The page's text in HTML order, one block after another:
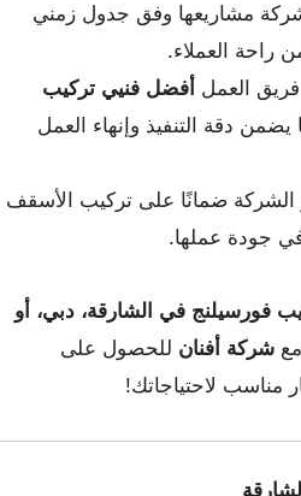
مشاريعها وفق جدول زمني
راحة العملاء.
العمل أفضل فنيي تركيب
يضمن دقة التنفيذ وإنهاء العمل
الشركة ضمانًا على تركيب الأسقف
في جودة عملها.
فورسيلنج في الشارقة، دبي، أو
شركة أفنان للحصول على
مناسب لاحتياجاتك!